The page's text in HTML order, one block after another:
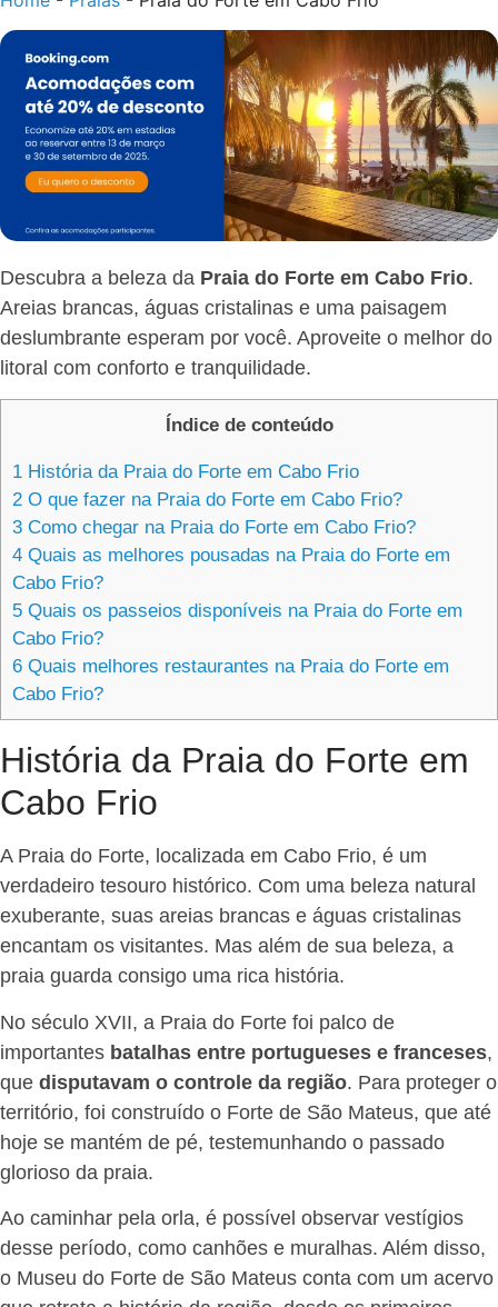
Descubra a beleza da Praia do Forte em Cabo Frio.
Areias brancas, águas cristalinas e uma paisagem
deslumbrante esperam por você. Aproveite o melhor do
litoral com conforto e tranquilidade.
Índice de conteúdo
1 História da Praia do Forte em Cabo Frio
2 O que fazer na Praia do Forte em Cabo Frio?
3 Como chegar na Praia do Forte em Cabo Frio?
4 Quais as melhores pousadas na Praia do Forte em
Cabo Frio?
5 Quais os passeios disponíveis na Praia do Forte em
Cabo Frio?
6 Quais melhores restaurantes na Praia do Forte em
Cabo Frio?
História da Praia do Forte em
Cabo Frio
A Praia do Forte, localizada em Cabo Frio, é um
verdadeiro tesouro histórico. Com uma beleza natural
exuberante, suas areias brancas e águas cristalinas
encantam os visitantes. Mas além de sua beleza, a
praia guarda consigo uma rica história.
No século XVII, a Praia do Forte foi palco de
importantes batalhas entre portugueses e franceses,
que disputavam o controle da região. Para proteger o
território, foi construído o Forte de São Mateus, que até
hoje se mantém de pé, testemunhando o passado
glorioso da praia.
Ao caminhar pela orla, é possível observar vestígios
desse período, como canhões e muralhas. Além disso,
o Museu do Forte de São Mateus conta com um acervo